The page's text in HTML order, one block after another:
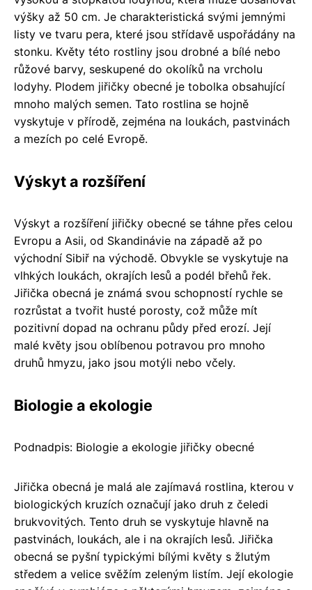
výšky až 50 cm. Je charakteristická svými jemnými
listy ve tvaru pera, které jsou střídavě uspořádány na
stonku. Květy této rostliny jsou drobné a bílé nebo
růžové barvy, seskupené do okolíků na vrcholu
lodyhy. Plodem jiřičky obecné je tobolka obsahující
mnoho malých semen. Tato rostlina se hojně
vyskytuje v přírodě, zejména na loukách, pastvinách
a mezích po celé Evropě.
Výskyt a rozšíření
Výskyt a rozšíření jiřičky obecné se táhne přes celou
Evropu a Asii, od Skandinávie na západě až po
východní Sibiř na východě. Obvykle se vyskytuje na
vlhkých loukách, okrajích lesů a podél břehů řek.
Jiřička obecná je známá svou schopností rychle se
rozrůstat a tvořit husté porosty, což může mít
pozitivní dopad na ochranu půdy před erozí. Její
malé květy jsou oblíbenou potravou pro mnoho
druhů hmyzu, jako jsou motýli nebo včely.
Biologie a ekologie
Podnadpis: Biologie a ekologie jiřičky obecné
Jiřička obecná je malá ale zajímavá rostlina, kterou v
biologických kruzích označují jako druh z čeledi
brukvovitých. Tento druh se vyskytuje hlavně na
pastvinách, loukách, ale i na okrajích lesů. Jiřička
obecná se pyšní typickými bílými květy s žlutým
středem a velice svěžím zeleným listím. Její ekologie